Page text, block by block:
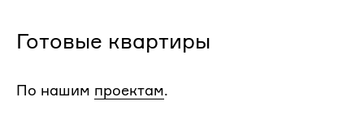
Готовые квартиры
По нашим проектам.